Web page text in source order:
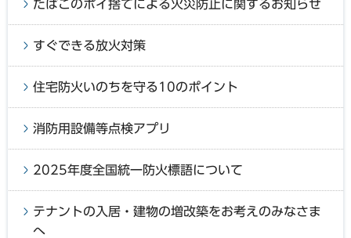
たばこのポイ捨てによる火災防止に関するお知らせ
すぐできる放火対策
住宅防火いのちを守る10のポイント
消防用設備等点検アプリ
2025年度全国統一防火標語について
テナントの入居・建物の増改築をお考えのみなさま
へ